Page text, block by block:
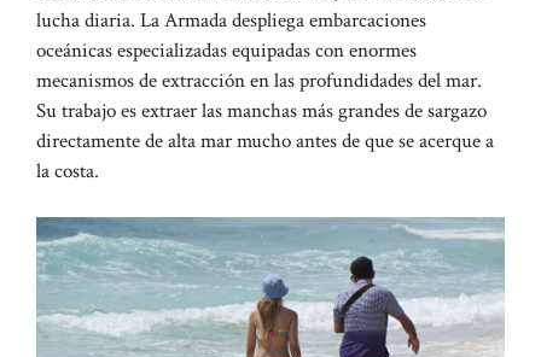
lucha diaria. La Armada despliega embarcaciones
oceánicas especializadas equipadas con enormes
mecanismos de extracción en las profundidades del mar.
Su trabajo es extraer las manchas más grandes de sargazo
directamente de alta mar mucho antes de que se acerque a
la costa.